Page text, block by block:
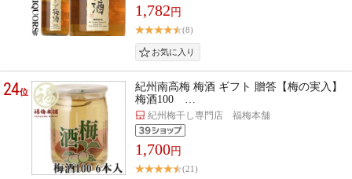
1,782 円
(8)
24位
紀州南高梅 梅酒 ギフト 贈答【梅の実入】
梅酒100 …
紀州梅干し専門店 福梅本舗
1,700円
(21)